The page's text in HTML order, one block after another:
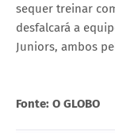
sequer treinar
desfalcará a
Juniors, ambos
Fonte: O GLOBO